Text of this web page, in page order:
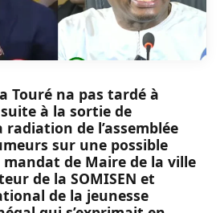
Touré na pas tardé à
à la sortie de
de l’assemblée
sur une possible
de Maire de la ville
de la SOMISEN et
de la jeunesse